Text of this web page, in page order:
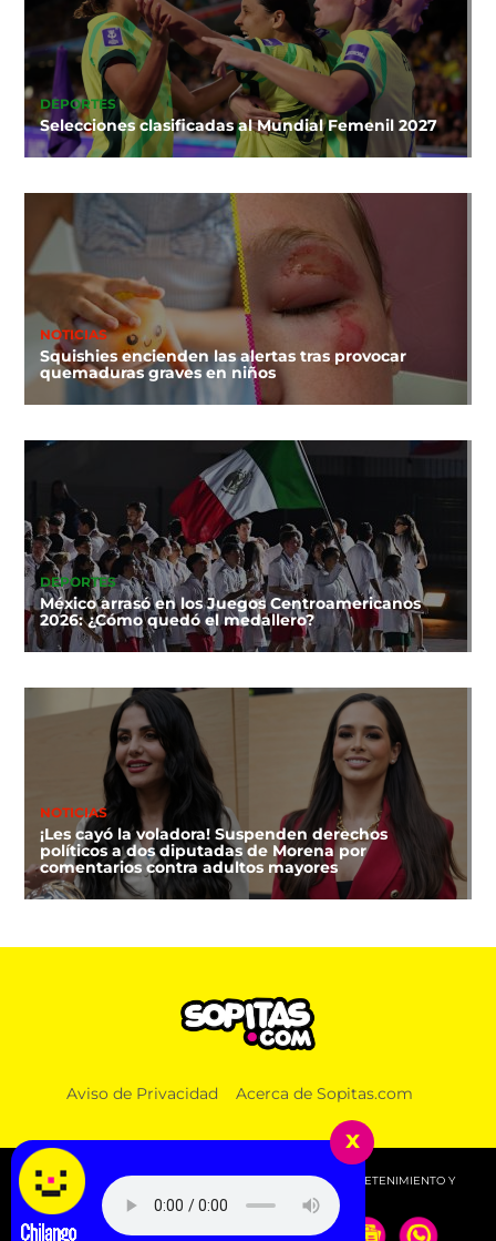
DEPORTES
Selecciones clasificadas al Mundial Femenil 2027
NOTICIAS
Squishies encienden las alertas tras provocar
quemaduras graves en niños
DEPORTES
México arrasó en los Juegos Centroamericanos
2026: ¿Cómo quedó el medallero?
NOTICIAS
¡Les cayó la voladora! Suspenden derechos
políticos a dos diputadas de Morena por
comentarios contra adultos mayores
FIFA niega que Infantino hizo millonaria a una
Aviso de Privacidad Acerca de Sopitas.com
© 2026 SOPITAS.COM - MÚSICA, NOTICIAS, DEPORTES, ENTRETENIMIENTO Y
MÁS!.
x